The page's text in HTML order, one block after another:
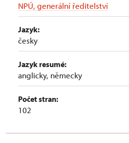
NPÚ, generální ředitelství
Jazyk:
česky
Jazyk resumé:
anglicky, německy
Počet stran:
102